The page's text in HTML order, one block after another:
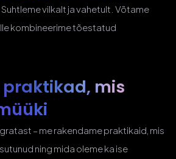
vilkalt ja vahetult. Võtame
kombineerime tõestatud
mis
– me rakendame praktikaid, mis
ning mida oleme ka ise